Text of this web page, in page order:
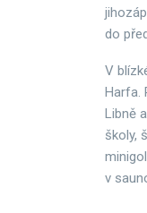
do
V
Harfa.
Libně
školy,
v